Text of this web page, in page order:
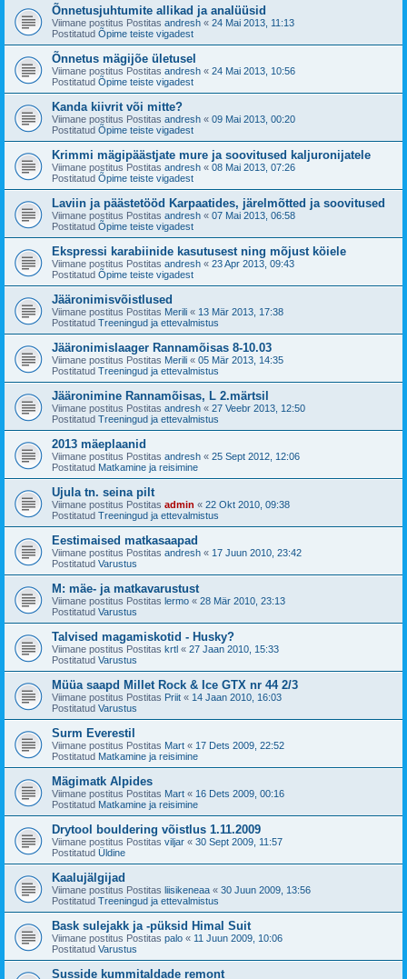
Õnnetusjuhtumite allikad ja analüüsid
Viimane postitus Postitas andresh « 24 Mai 2013, 11:13
Postitatud Õpime teiste vigadest
Õnnetus mägijõe ületusel
Viimane postitus Postitas andresh « 24 Mai 2013, 10:56
Postitatud Õpime teiste vigadest
Kanda kiivrit või mitte?
Viimane postitus Postitas andresh « 09 Mai 2013, 00:20
Postitatud Õpime teiste vigadest
Krimmi mägipäästjate mure ja soovitused kaljuronijatele
Viimane postitus Postitas andresh « 08 Mai 2013, 07:26
Postitatud Õpime teiste vigadest
Laviin ja päästetööd Karpaatides, järelmõtted ja soovitused
Viimane postitus Postitas andresh « 07 Mai 2013, 06:58
Postitatud Õpime teiste vigadest
Ekspressi karabiinide kasutusest ning mõjust köiele
Viimane postitus Postitas andresh « 23 Apr 2013, 09:43
Postitatud Õpime teiste vigadest
Jääronimisvõistlused
Viimane postitus Postitas Merili « 13 Mär 2013, 17:38
Postitatud Treeningud ja ettevalmistus
Jääronimislaager Rannamõisas 8-10.03
Viimane postitus Postitas Merili « 05 Mär 2013, 14:35
Postitatud Treeningud ja ettevalmistus
Jääronimine Rannamõisas, L 2.märtsil
Viimane postitus Postitas andresh « 27 Veebr 2013, 12:50
Postitatud Treeningud ja ettevalmistus
2013 mäeplaanid
Viimane postitus Postitas andresh « 25 Sept 2012, 12:06
Postitatud Matkamine ja reisimine
Ujula tn. seina pilt
Viimane postitus Postitas admin « 22 Okt 2010, 09:38
Postitatud Treeningud ja ettevalmistus
Eestimaised matkasaapad
Viimane postitus Postitas andresh « 17 Juun 2010, 23:42
Postitatud Varustus
M: mäe- ja matkavarustust
Viimane postitus Postitas lermo « 28 Mär 2010, 23:13
Postitatud Varustus
Talvised magamiskotid - Husky?
Viimane postitus Postitas krtl « 27 Jaan 2010, 15:33
Postitatud Varustus
Müüa saapd Millet Rock & Ice GTX nr 44 2/3
Viimane postitus Postitas Priit « 14 Jaan 2010, 16:03
Postitatud Varustus
Surm Everestil
Viimane postitus Postitas Mart « 17 Dets 2009, 22:52
Postitatud Matkamine ja reisimine
Mägimatk Alpides
Viimane postitus Postitas Mart « 16 Dets 2009, 00:16
Postitatud Matkamine ja reisimine
Drytool bouldering võistlus 1.11.2009
Viimane postitus Postitas viljar « 30 Sept 2009, 11:57
Postitatud Üldine
Kaalujälgijad
Viimane postitus Postitas liisikeneaa « 30 Juun 2009, 13:56
Postitatud Treeningud ja ettevalmistus
Bask sulejakk ja -püksid Himal Suit
Viimane postitus Postitas palo « 11 Juun 2009, 10:06
Postitatud Varustus
Susside kummitaldade remont